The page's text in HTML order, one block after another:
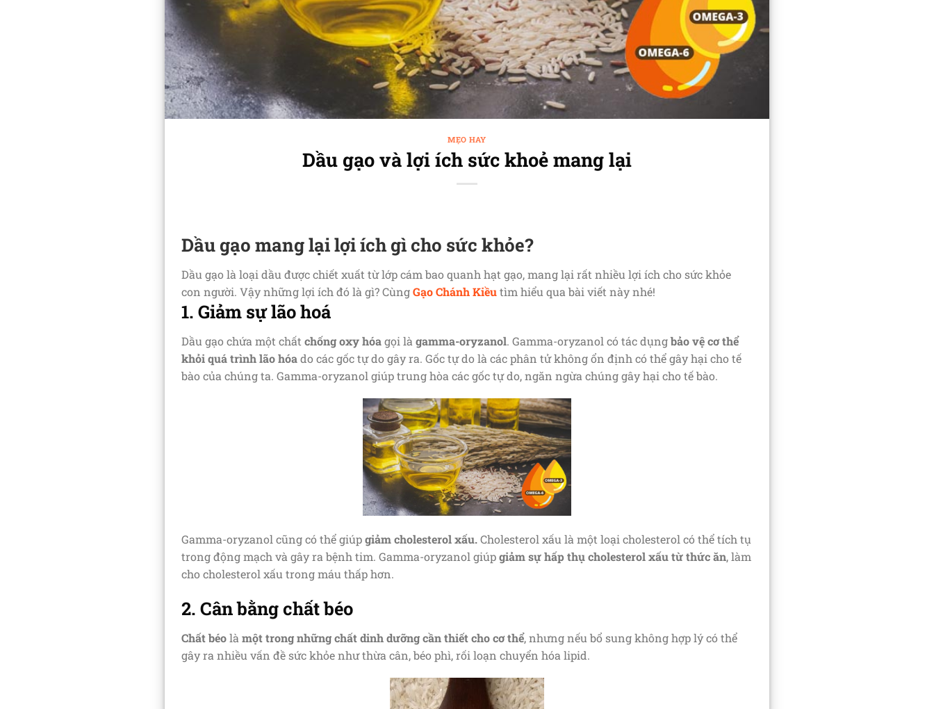
MẸO HAY
Dầu gạo và lợi ích sức khoẻ mang lại
Dầu gạo mang lại lợi ích gì cho sức khỏe?
Dầu gạo là loại dầu được chiết xuất từ lớp cám bao quanh hạt gạo, mang lại rất nhiều lợi ích cho sức khỏe
con người. Vậy những lợi ích đó là gì? CùngGạo Chánh Kiềutìm hiểu qua bài viết này nhé!
1. Giảm sự lão hoá
Dầu gạo chứa một chất chống oxy hóagọi là gamma-oryzanol. Gamma-oryzanol có tác dụngbảo vệ cơ thể
khỏi quá trình lão hóado các gốc tự do gây ra. Gốc tự do là các phân tử không ổn định có thể gây hại cho tế
bào của chúng ta. Gamma-oryzanol giúp trung hòa các gốc tự do, ngăn ngừa chúng gây hại cho tế bào.
Gamma-oryzanol cũng có thể giúpgiảm cholesterol xấu.Cholesterol xấu là một loại cholesterol có thể tích tụ
trong động mạch và gây ra bệnh tim. Gamma-oryzanol giúpgiảm sự hấp thụ cholesterol xấu từ thức ăn, làm
cho cholesterol xấu trong máu thấp hơn.
2. Cân bằng chất béo
Chất béolà một trong những chất dinh dưỡng cần thiết cho cơ thể, nhưng nếu bổ sung không hợp lý có thể
gây ra nhiều vấn đề sức khỏe như thừa cân, béo phì, rối loạn chuyển hóa lipid.